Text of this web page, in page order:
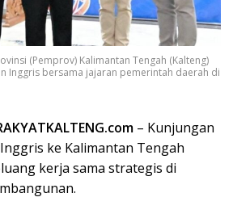
(Pemprov) Kalimantan Tengah (Kalteng)
Inggris bersama jajaran pemerintah daerah di
– Kunjungan
ke Kalimantan Tengah
kerja sama strategis di